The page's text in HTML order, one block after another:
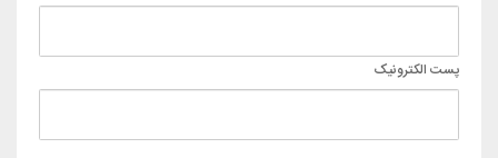
پست الکترونیک